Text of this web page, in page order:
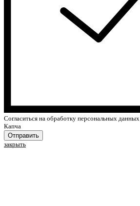
Cогласиться на обработку персональных данных
Капча
Отправить
закрыть